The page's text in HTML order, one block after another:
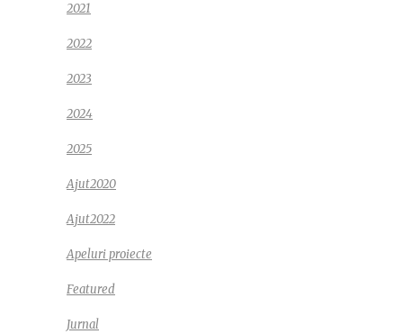
2021
2022
2023
2024
2025
Ajut2020
Ajut2022
Apeluri proiecte
Featured
Jurnal